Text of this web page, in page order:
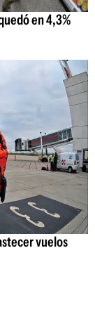
en 4,3%
vuelos